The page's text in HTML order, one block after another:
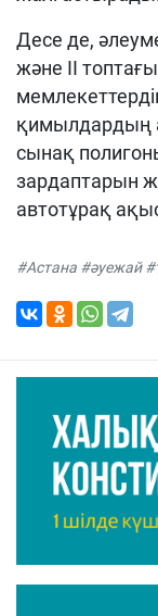
Десе де,
және II топтағы
қимылдардың
сынақ
зардаптарын
автотұрақ
#Астана #әуежай